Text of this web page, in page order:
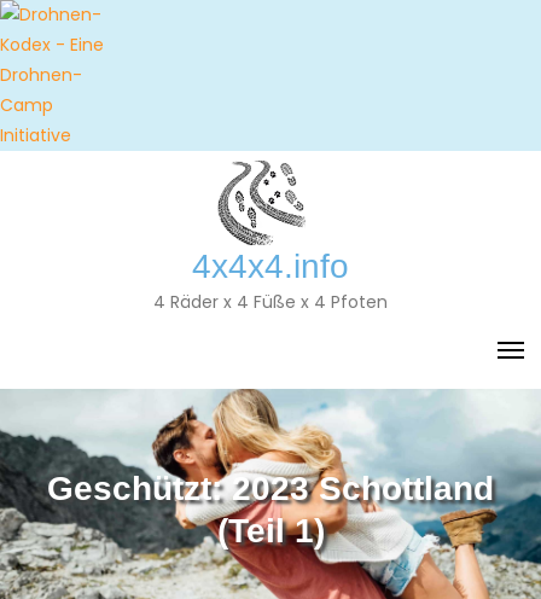
4x4x4.info
4 Räder x 4 Füße x 4 Pfoten
Geschützt: 2023 Schottland
(Teil 1)